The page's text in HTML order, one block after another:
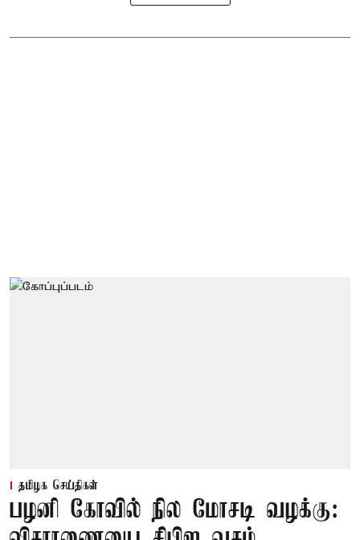
தமிழக செய்திகள்
பழனி கோவில் நில மோசடி வழக்கு: